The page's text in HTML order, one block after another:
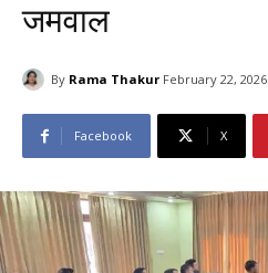
जमवाल
By Rama Thakur February 22, 2026
Facebook X